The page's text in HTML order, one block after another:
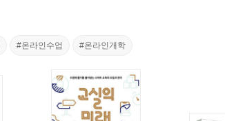
#온라인수업 #온라인개학